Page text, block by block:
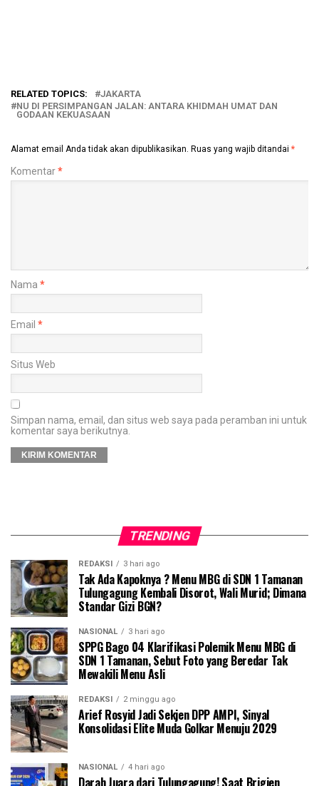
RELATED TOPICS:
JAKARTA
NU DI PERSIMPANGAN JALAN: ANTARA KHIDMAH UMAT DAN
GODAAN KEKUASAAN
Alamat email Anda tidak akan dipublikasikan. Ruas yang wajib ditandai *
Komentar*
Nama *
Email *
Situs Web
Simpan nama, email, dan situs web saya pada peramban ini untuk
komentar saya berikutnya.
TRENDING
REDAKSI 3 hari ago
Tak Ada Kapoknya ? Menu MBG di SDN 1 Tamanan
Tulungagung Kembali Disorot, Wali Murid; Dimana
Standar Gizi BGN?
NASIONAL 3 hari ago
SPPG Bago 04 Klarifikasi Polemik Menu MBG di
SDN 1 Tamanan, Sebut Foto yang Beredar Tak
Mewakili Menu Asli
REDAKSI 2 minggu ago
Arief Rosyid Jadi Sekjen DPP AMPI, Sinyal
Konsolidasi Elite Muda Golkar Menuju 2029
NASIONAL 4 hari ago
Darah Juara dari Tulungagung! Saat Brigjen